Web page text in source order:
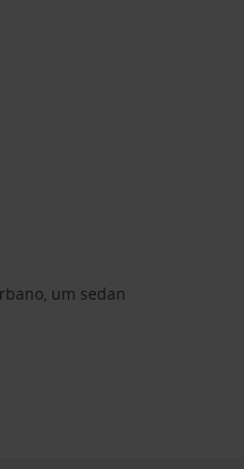
um sedan